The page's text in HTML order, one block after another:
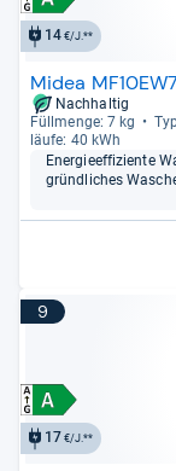
14€/J.**
Midea
Nachhaltig
Füll­menge: 7 kg
läufe: 40 kWh
Ener­gie­ef­fi­zi­ente
gründ­li­ches
9
17 €/J.**